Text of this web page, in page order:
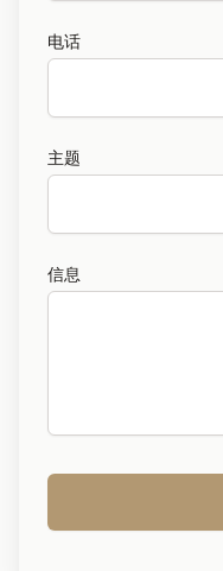
电话
主题
信息